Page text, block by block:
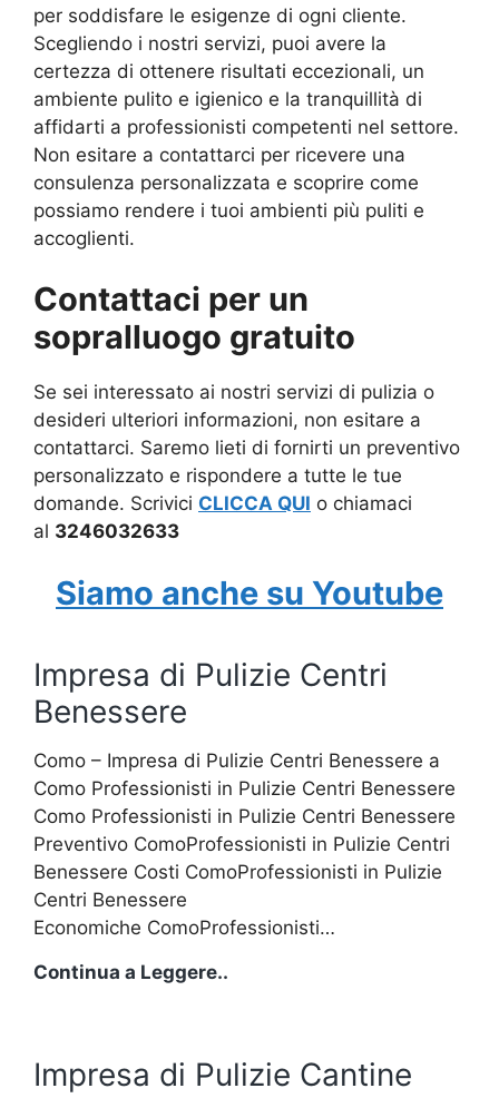
per soddisfare le esigenze di ogni cliente.
Scegliendo i nostri servizi, puoi avere la
certezza di ottenere risultati eccezionali, un
ambiente pulito e igienico e la tranquillità di
affidarti a professionisti competenti nel settore.
Non esitare a contattarci per ricevere una
consulenza personalizzata e scoprire come
possiamo rendere i tuoi ambienti più puliti e
accoglienti.
Contattaci per un
sopralluogo gratuito
Se sei interessato ai nostri servizi di pulizia o
desideri ulteriori informazioni, non esitare a
contattarci. Saremo lieti di fornirti un preventivo
personalizzato e rispondere a tutte le tue
domande. Scrivici CLICCA QUI o chiamaci
al 3246032633
Siamo anche su Youtube
Impresa di Pulizie Centri
Benessere
Como – Impresa di Pulizie Centri Benessere a
Como Professionisti in Pulizie Centri Benessere
Como Professionisti in Pulizie Centri Benessere
Preventivo ComoProfessionisti in Pulizie Centri
Benessere Costi ComoProfessionisti in Pulizie
Centri Benessere
Economiche ComoProfessionisti…
Continua a Leggere..
Benessere
Impresa di Pulizie Cantine